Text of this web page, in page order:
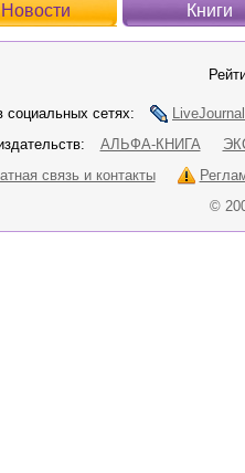
Новости Книги
социальных сетях:
LiveJournal
АЛЬФА-КНИГА
связь и контакты
©